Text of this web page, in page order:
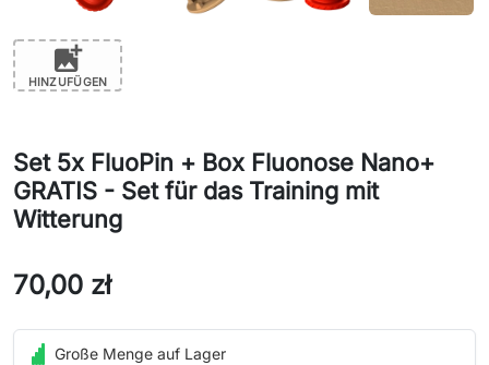
add_photo_alternate
HINZUFÜGEN
Set 5x FluoPin + Box Fluonose Nano+
GRATIS - Set für das Training mit
Witterung
70,00 zł
Große Menge auf Lager